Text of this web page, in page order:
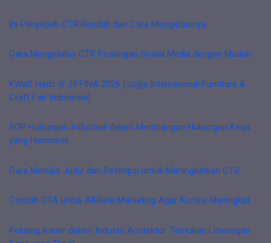
Ini Penyebab CTR Rendah dan Cara Mengatasinya
Cara Mengetahui CTR Postingan Sosial Media dengan Mudah
KWaS Hadir di JIFFINA 2026 (Jogja International Furniture &
Craft Fair Indonesia)
SOP Hubungan Industrial dalam Membangun Hubungan Kerja
yang Harmonis
Cara Menulis Judul dan Deskripsi untuk Meningkatkan CTR
Contoh CTA untuk Affiliate Marketing Agar Komisi Meningkat
Peluang Karier dalam Industri Arsitektur: Temukan Lowongan